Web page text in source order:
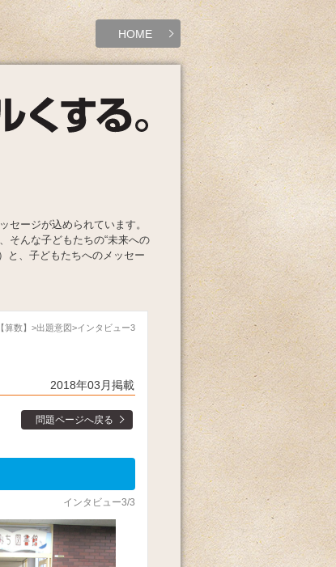
HOME
セージが込められています。
そんな子どもたちの“未来への
と、子どもたちへのメッセー
数】 出題意図 インタビュー3
2018年03月掲載
問題ページへ戻る
インタビュー3/3